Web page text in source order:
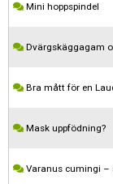
Mini hoppspindel
Dvärgskäggagam
Bra mått för en
Mask uppfödning?
Varanus cumingi –